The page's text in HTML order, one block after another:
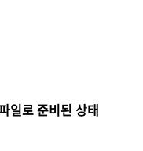
일로 준비된 상태